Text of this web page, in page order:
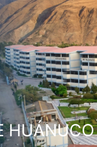
HUÁNUCO
procesos de
y su
endógena
del periodo